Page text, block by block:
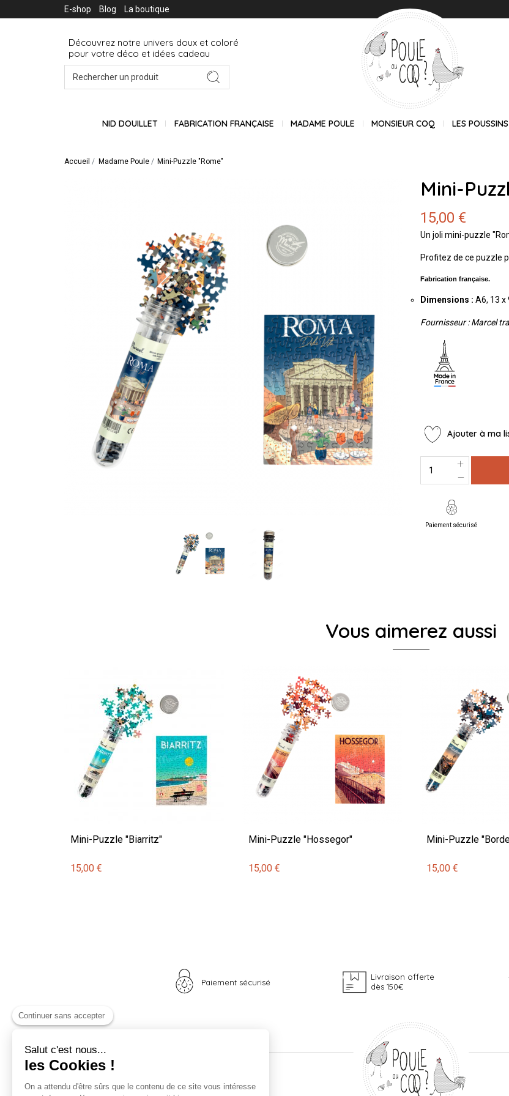
E-shop Blog La boutique
Découvrez notre univers doux et coloré
pour votre déco et idées cadeau
NID DOUILLET FABRICATION FRANÇAISE MADAME POULE MONSIEUR COQ LES POUSSINS
Accueil Madame Poule Mini-Puzzle "Rome"
Mini-
15,00 €
Un joli mini-puzzle
Profitez de ce puzzle
Fabrication française.
Dimensions : A6, 13 x
Fournisseur : Marcel
Ajouter à ma
Paiement sécurisé
Vous aimerez aussi
Mini-Puzzle "Biarritz"
15,00 €
Mini-Puzzle "Hossegor"
15,00 €
Mini-Puzzle
15,00 €
Paiement sécurisé
Livraison offerte
dès 150€
Nos univers Informations
Continuer sans accepter
Salut c'est nous...
les Cookies !
On a attendu d'être sûrs que le contenu de ce site vous intéresse